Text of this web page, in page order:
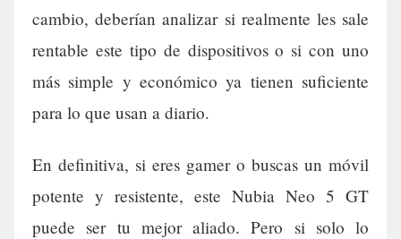
cambio, deberían analizar si realmente les sale
rentable este tipo de dispositivos o si con uno
más simple y económico ya tienen suficiente
para lo que usan a diario.
En definitiva, si eres gamer o buscas un móvil
potente y resistente, este Nubia Neo 5 GT
puede ser tu mejor aliado. Pero si solo lo